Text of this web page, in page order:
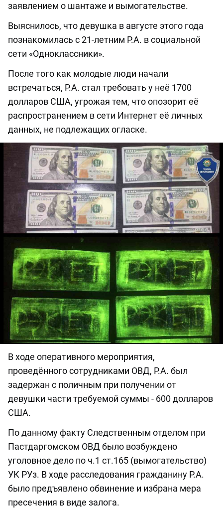
заявлением о шантаже и вымогательстве.
Выяснилось, что девушка в августе этого года
познакомилась с 21-летним Р.А. в социальной
сети «Одноклассники».
После того как молодые люди начали
встречаться, Р.А. стал требовать у неё 1700
долларов США, угрожая тем, что опозорит её
распространением в сети Интернет её личных
данных, не подлежащих огласке.
В ходе оперативного мероприятия,
проведённого сотрудниками ОВД, Р.А. был
задержан с поличным при получении от
девушки части требуемой суммы - 600 долларов
США.
По данному факту Следственным отделом при
Пастдаргомском ОВД было возбуждено
уголовное дело по ч.1 ст.165 (вымогательство)
УК РУз. В ходе расследования гражданину Р.А.
было предъявлено обвинение и избрана мера
пресечения в виде залога.